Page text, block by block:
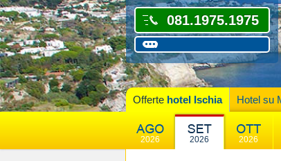
081.1975.1975
Offerte hotel Ischia Hotel su
2026 2026 2026